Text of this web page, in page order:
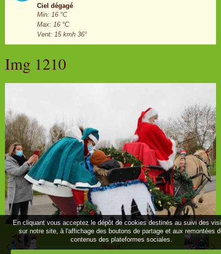
Ciel dégagé
Min: 16 °C
Max: 16 °C
Vent: 15 kmh 36°
Img 1210
Retour
En cliquant vous acceptez le dépôt de cookies destinés au suivi des
sur notre site, à l'affichage des boutons de partage et aux remontées
contenus des plateformes sociales.